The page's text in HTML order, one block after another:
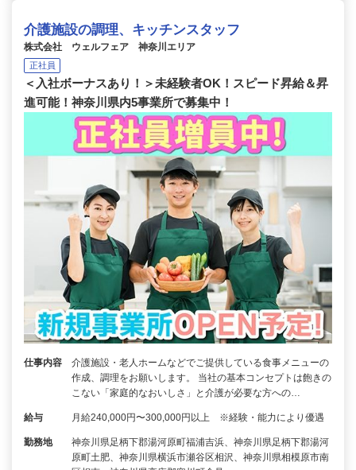
介護施設の調理、キッチンスタッフ
株式会社 ウェルフェア 神奈川エリア
正社員
＜入社ボーナスあり！＞未経験者OK！スピード昇給＆昇
進可能！神奈川県内5事業所で募集中！
仕事内容
介護施設・老人ホームなどでご提供している食事メニューの
作成、調理をお願いします。 当社の基本コンセプトは飽きの
こない「家庭的なおいしさ」と介護が必要な方への…
給与 月給240,000円〜300,000円以上 ※経験・能力により優遇
勤務地
神奈川県足柄下郡湯河原町福浦吉浜、神奈川県足柄下郡湯河
原町土肥、神奈川県横浜市瀬谷区相沢、神奈川県相模原市南